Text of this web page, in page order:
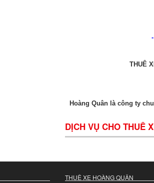
THUÊ
Hoàng Quân là công ty
DỊCH VỤ CHO THUÊ
THUÊ XE HOÀNG QUÂN